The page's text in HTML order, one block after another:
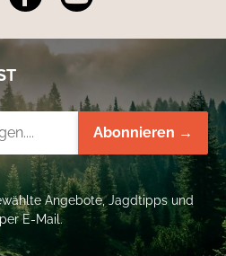
Abonnieren →
Angebote, Jagdtipps und
E-Mail.